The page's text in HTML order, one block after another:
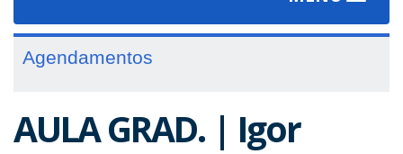
Agendamentos
AULA GRAD. | Igor